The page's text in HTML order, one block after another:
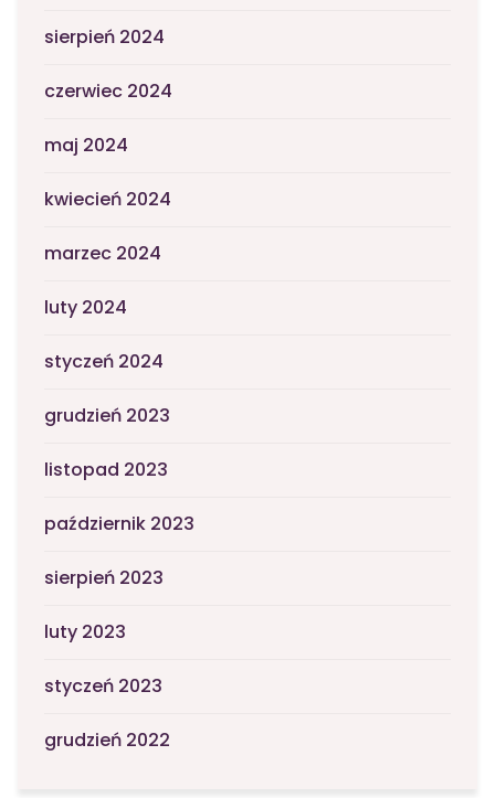
sierpień 2024
czerwiec 2024
maj 2024
kwiecień 2024
marzec 2024
luty 2024
styczeń 2024
grudzień 2023
listopad 2023
październik 2023
sierpień 2023
luty 2023
styczeń 2023
grudzień 2022